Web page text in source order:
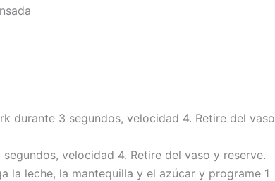
durante 3 segundos, velocidad 4. Retire del vaso
velocidad 4. Retire del vaso y reserve.
la leche, la mantequilla y el azúcar y programe 1